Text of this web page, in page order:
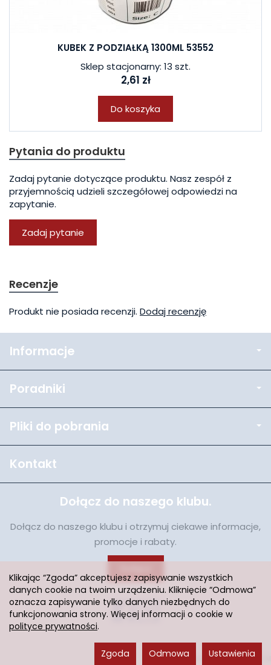
KUBEK Z PODZIAŁKĄ 1300ML 53552
Sklep stacjonarny: 13 szt.
2,61 zł
Do koszyka
Pytania do produktu
Zadaj pytanie dotyczące produktu. Nasz zespół z
przyjemnością udzieli szczegółowej odpowiedzi na
zapytanie.
Zadaj pytanie
Recenzje
Produkt nie posiada recenzji. Dodaj recenzję
Informacje
Poradniki
Pliki do pobrania
Kontakt
Dołącz do naszego klubu.
Dołącz do naszego klubu i otrzymuj ciekawe informacje,
promocje i rabaty.
Sklep internetowy SOTESHOP AI
Klikając “Zgoda” akceptujesz zapisywanie wszystkich
danych cookie na twoim urządzeniu. Kliknięcie “Odmowa”
oznacza zapisywanie tylko danych niezbędnych do
funkcjonowania strony. Więcej informacji o cookie w
polityce prywatności.
Ustawienia
Odmowa
Zgoda